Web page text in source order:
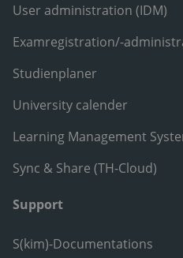
User administration (IDM)
Examregistration/-
Studienplaner
University calender
Learning Management
Sync & Share (TH-Cloud)
Support
S(kim)-Documentations